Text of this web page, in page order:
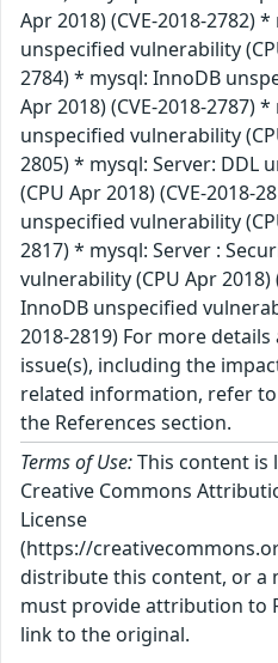
Apr 2018) (CVE-2018-2782)
unspecified vulnerability
2784) * mysql: InnoDB
Apr 2018) (CVE-2018-2787)
unspecified vulnerability
2805) * mysql: Server: DDL
(CPU Apr 2018) (CVE-2018-
unspecified vulnerability
2817) * mysql: Server :
vulnerability (CPU Apr 2018)
InnoDB unspecified
2018-2819) For more
issue(s), including the
related information, refer to
the References section.
Terms of Use:This content is
Creative Commons
License
(https://
distribute this content, or a
must provide attribution to
link to the original.